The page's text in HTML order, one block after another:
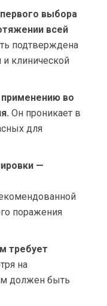
выбора
всей
подтверждена
клинической
во
Он проникает в
для
—
поражения
требует
на
должен быть